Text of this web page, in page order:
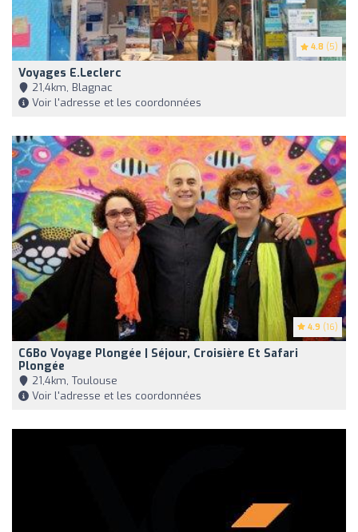
4.8 (5)
Voyages E.Leclerc
21,4km, Blagnac
Voir l'adresse et les coordonnées
4.9 (16)
C6Bo Voyage Plongée | Séjour, Croisière Et Safari
Plongée
21,4km, Toulouse
Voir l'adresse et les coordonnées